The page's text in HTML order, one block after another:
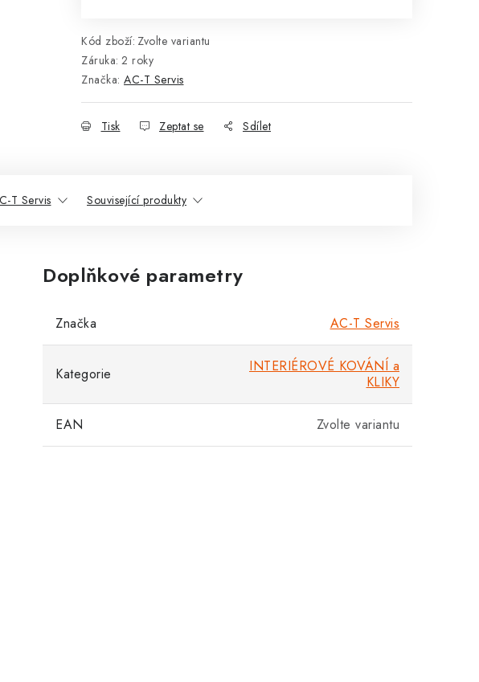
Kód zboží: Zvolte variantu
Záruka: 2 roky
Značka: AC-T Servis
Tisk Zeptat se Sdílet
T Servis Související produkty
Doplňkové parametry
Značka AC-T Servis
Kategorie
INTERIÉROVÉ KOVÁNÍ a
KLIKY
EAN Zvolte variantu